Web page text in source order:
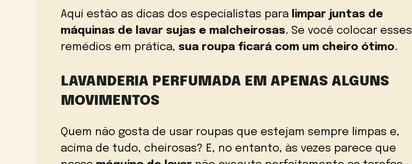
Aqui estão as dicas dos especialistas para limpar juntas de
máquinas de lavar sujas e malcheirosas. Se você colocar esses
remédios em prática, sua roupa ficará com um cheiro ótimo.
LAVANDERIA PERFUMADA EM APENAS ALGUNS
MOVIMENTOS
Quem não gosta de usar roupas que estejam sempre limpas e,
acima de tudo, cheirosas? E, no entanto, às vezes parece que